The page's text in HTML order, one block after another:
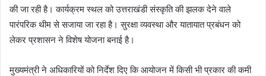
की जा रही है। कार्यक्रम स्थल को उत्तराखंडी संस्कृति की झलक देने वाले
पारंपरिक थीम से सजाया जा रहा है। सुरक्षा व्यवस्था और यातायात प्रबंधन को
लेकर प्रशासन ने विशेष योजना बनाई है।
मुख्यमंत्री ने अधिकारियों को निर्देश दिए कि आयोजन में किसी भी प्रकार की कमी